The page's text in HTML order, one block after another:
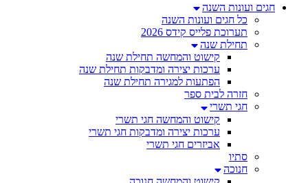
חגים ועונות השנה
כל חגים ועונות השנה
תערוכת פלייס קידס 2026
תחילת שנה
קישוט והמחשה תחילת שנה
ערכות יצירה ומדבקות תחילת שנה
הפתעות למגירה תחילת שנה
חזרה לבית ספר
חגי תשרי
קישוט והמחשה חגי תשרי
ערכות יצירה ומדבקות חגי תשרי
אביזרים חגי תשרי
סתיו
חנוכה